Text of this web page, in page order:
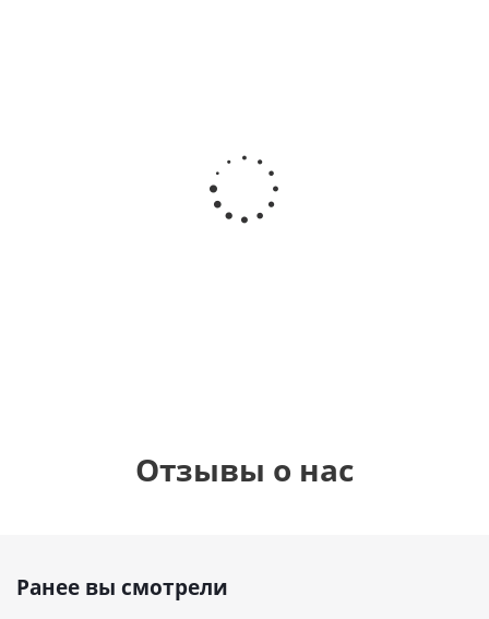
Шар с
днем
рождения,
с
Отзывы о нас
Ранее вы смотрели